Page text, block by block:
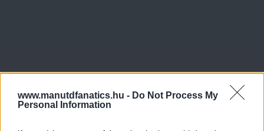
www.manutdfanatics.hu - Do Not Process My
Personal Information